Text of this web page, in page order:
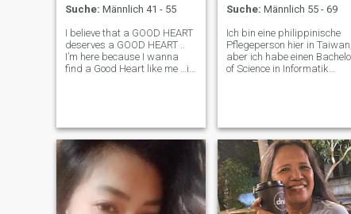
Suche: Männlich 41 - 55
I believe that a GOOD HEART
deserves a GOOD HEART ..
I’m here because I wanna
find a Good Heart like me …if
again.I just want a happy
family.Someone
Suche: Männlich 55 - 69
Ich bin eine philippinische
Pflegeperson hier in Taiwan,
aber ich habe einen
of Science in Informatik
verheiratet. Und jetzt suche
ich nach meinem
Lebenspartner, jemanden,
den ich lieben kann, mit
ich mein Leben teilen kann,
der den Standpunkt des
anderen teilt, mein bester
Freund und mein Liebhaber